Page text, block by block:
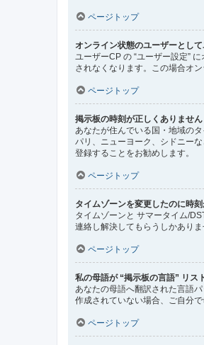
ページトップ
オンライン状態のユーザーとし
ユーザーCP の “ユーザー設定”
されなくなります。この場合オ
ページトップ
掲示板の時刻が正しくありません
あなたが住んでいる国・地域の
パリ、ニューヨーク、シドニー
登録することをお勧めします。
ページトップ
タイムゾーンを変更したのに時
タイムゾーンと サマータイム/
連絡し解決してもらうしかありま
ページトップ
私の母語が “掲示板の言語” リス
あなたの母語へ翻訳された言語
作成されていない場合、ご自分
ページトップ